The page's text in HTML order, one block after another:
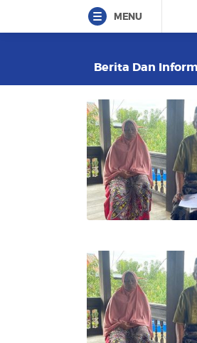
MENU
Berita Dan